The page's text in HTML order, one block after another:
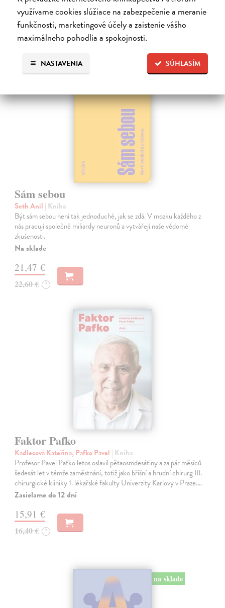
využívame cookies slúžiace na zabezpečenie a meranie
funkčnosti, marketingové účely a zaistenie vášho
maximálneho pohodlia a spokojnosti.
SÚHLASÍM
NASTAVENIA
Ďalšie z kategórie medicína
na sklade
Sám sebou
Seth Anil | Kniha
Být sám sebou není tak jednoduché, jak se zdá. V mozku každého z
nás pracují společně miliardy neuronů a vytvářejí naše vědomé
zkušenosti.
Na sklade
21,47 €
22,60 € ?
Faktor Pafko
Kadlecová Kateřina, Pafko Pavel | Kniha
Profesor Pavel Pafko letos oslavil pětaosmdesátiny a za pár měsíců
šedesát let v témže zaměstnání, totiž jako břišní a hrudní chirurg III.
chirurgické kliniky 1. lékařské fakulty Univerzity Karlovy v Praze.…
Zasielame do 12 dní
15,91 €
16,40 € ?
na sklade